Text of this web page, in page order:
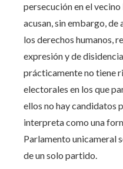
persecución en el
acusan, sin embargo,
los derechos humanos,
expresión y de
prácticamente no tiene
electorales en los que
ellos no hay candidatos
interpreta como una
Parlamento unicameral
de un solo partido.